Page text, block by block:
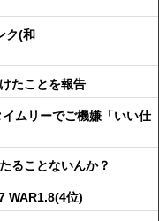
ク(和
たことを報告
ムリーでご機嫌「いい仕
ることないんか？
WAR1.8(4位)